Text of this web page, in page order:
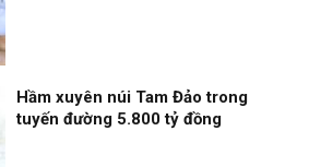
Hầm xuyên núi Tam Đảo trong
tuyến đường 5.800 tỷ đồng